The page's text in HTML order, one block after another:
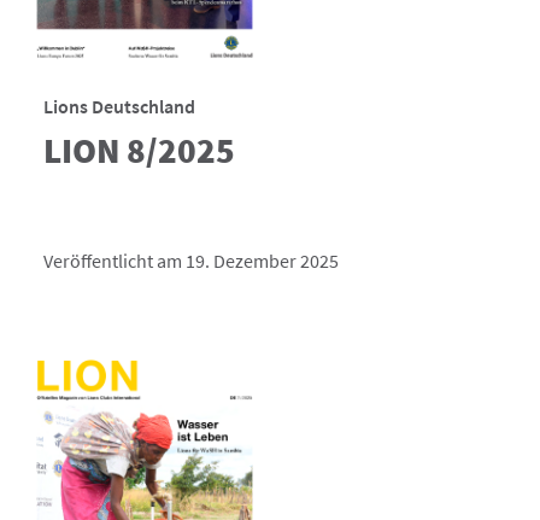
Lions Deutschland
LION 8/2025
Veröffentlicht am 19. Dezember 2025